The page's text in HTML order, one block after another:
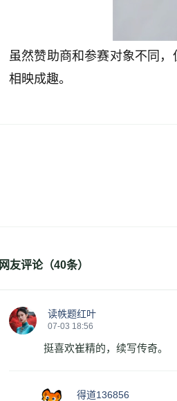
虽然赞助商和参赛对象不同
相映成趣。
网友评论（40条）
读帙题红叶
07-03 18:56
挺喜欢崔精的，续写传奇。
得道136856